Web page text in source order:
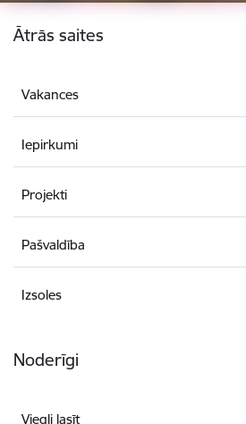
Kājene
Ātrās saites
Vakances
Iepirkumi
Projekti
Pašvaldība
Izsoles
Noderīgi
Viegli lasīt